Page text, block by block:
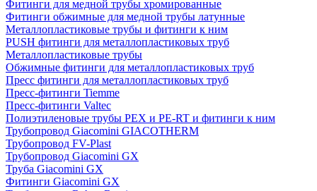
Фитинги для медной трубы хромированные
Фитинги обжимные для медной трубы латунные
Металлопластиковые трубы и фитинги к ним
PUSH фитинги для металлопластиковых труб
Металлопластиковые трубы
Обжимные фитинги для металлопластиковых труб
Пресс фитинги для металлопластиковых труб
Пресс-фитинги Tiemme
Пресс-фитинги Valtec
Полиэтиленовые трубы PEX и PE-RT и фитинги к ним
Трубопровод Giacomini GIACOTHERM
Трубопровод FV-Plast
Трубопровод Giacomini GX
Труба Giacomini GX
Фитинги Giacomini GX